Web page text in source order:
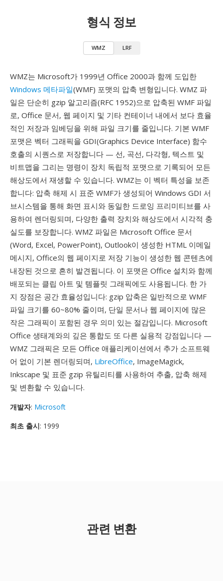
형식 정보
WMZ LRF
WMZ는 Microsoft가 1999년 Office 2000과 함께 도입한
Windows 메타파일(WMF) 포맷의 압축 변형입니다. WMZ 파
일은 단순히 gzip 알고리즘(RFC 1952)으로 압축된 WMF 파일
로, Office 문서, 웹 페이지 및 기타 컨테이너 내에서 보다 효율
적인 저장과 임베딩을 위해 파일 크기를 줄입니다. 기본 WMF
포맷은 벡터 그래픽을 GDI(Graphics Device Interface) 함수
호출의 시퀀스로 저장합니다 — 선, 곡선, 다각형, 텍스트 및
비트맵을 그리는 명령이 장치 독립적 포맷으로 기록되어 모든
해상도에서 재생할 수 있습니다. WMZ는 이 벡터 특성을 보존
합니다: 압축 해제 시 표준 WMF가 생성되어 Windows GDI 서
브시스템을 통해 화면 표시와 동일한 드로잉 프리미티브를 사
용하여 렌더링되며, 다양한 출력 장치와 해상도에서 시각적 충
실도를 보장합니다. WMZ 파일은 Microsoft Office 문서
(Word, Excel, PowerPoint), Outlook이 생성한 HTML 이메일
메시지, Office의 웹 페이지로 저장 기능이 생성한 웹 콘텐츠에
내장된 것으로 흔히 발견됩니다. 이 포맷은 Office 설치와 함께
배포되는 클립 아트 및 템플릿 그래픽에도 사용됩니다. 한 가
지 장점은 공간 효율성입니다: gzip 압축은 일반적으로 WMF
파일 크기를 60~80% 줄이며, 단일 문서나 웹 페이지에 많은
작은 그래픽이 포함된 경우 의미 있는 절감입니다. Microsoft
Office 생태계와의 깊은 통합도 또 다른 실용적 강점입니다 —
WMZ 그래픽은 모든 Office 애플리케이션에서 추가 소프트웨
어 없이 기본 렌더링되며, LibreOffice, ImageMagick,
Inkscape 및 표준 gzip 유틸리티를 사용하여 추출, 압축 해제
및 변환할 수 있습니다.
개발자: Microsoft
최초 출시: 1999
관련 변환